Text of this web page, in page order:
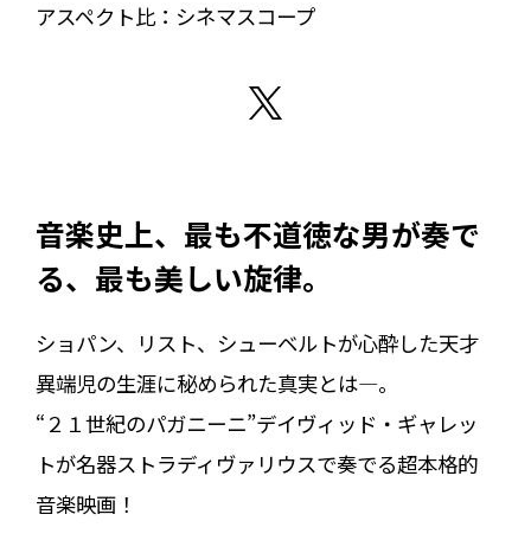
アスペクト比： シネマスコープ
音楽史上、最も不道徳な男が奏で
る、最も美しい旋律。
ショパン、リスト、シューベルトが心酔した天才
異端児の生涯に秘められた真実とは―。
“２１世紀のパガニーニ”デイヴィッド・ギャレッ
トが名器ストラディヴァリウスで奏でる超本格的
音楽映画！